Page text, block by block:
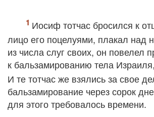
Иосиф тотчас бросился к
лицо его поцелуями, плакал над
из числа слуг своих, он повелел
к бальзамированию тела
И те тотчас же взялись за свое
бальзамирование через сорок
для этого требовалось времени.